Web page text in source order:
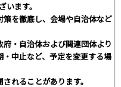
ます。
を徹底し、会場や自治体など
・自治体および関連団体より
中止など、予定を変更する場
れることがあります。